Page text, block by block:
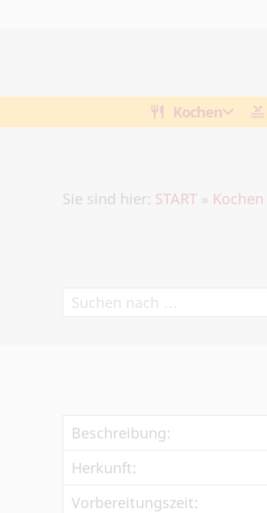
Kochen
Sie sind hier: START » Kochen
Beschreibung:
Herkunft:
Vorbereitungszeit: